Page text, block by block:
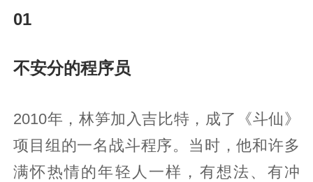
01
不安分的程序员
2010年，林笋加入吉比特，成了《斗仙》
项目组的一名战斗程序。当时，他和许多
满怀热情的年轻人一样，有想法、有冲